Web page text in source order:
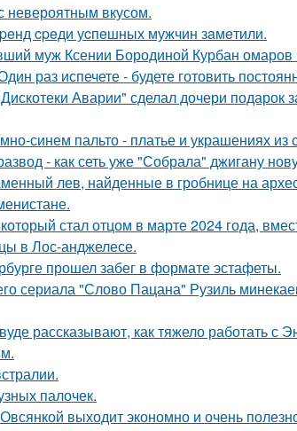
вкусом.
cpeди уcпeшных мужчин зaмeтили.
муж Ксении Бородиной Курбан омаров
раз испечете - будете готовить
Аварии" сделал дочери подарок
синем пальто - платье и украшениях
- как сеть уже "Собрала" джигану
лев, найденные в гробнице на
стал отцом в марте 2024 года,
в Лос-анджелесе.
прошел забег в формате эстафеты.
сериала "Слово Пацана" Рузиль
рассказывают, как тяжело работать с
палочек.
выходит экономно и очень